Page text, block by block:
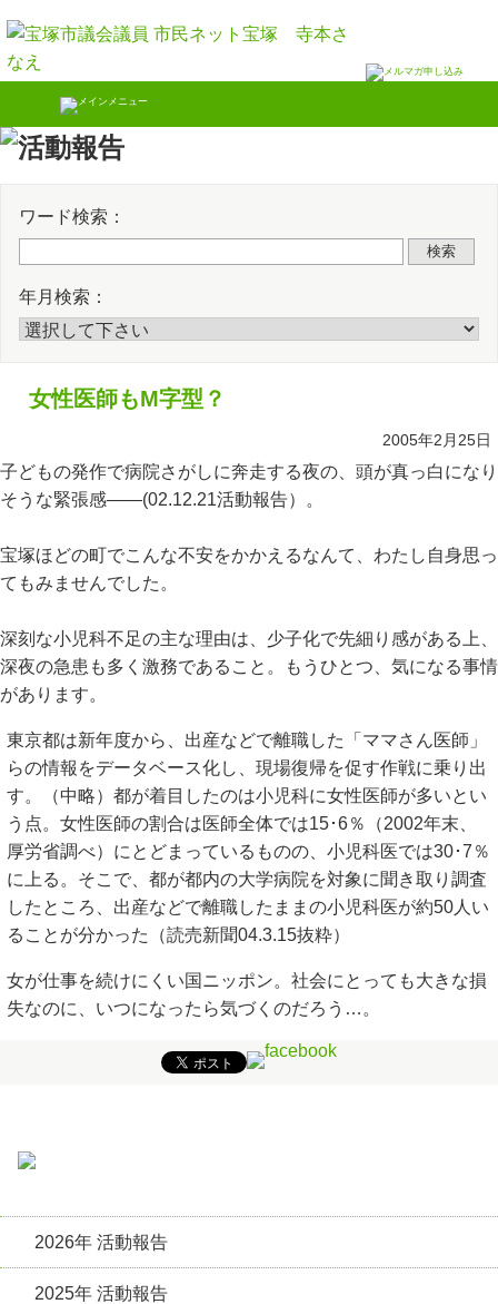
to
content
ワード検索：
検索
年月検索：
女性医師もM字型？
2005年2月25日
子どもの発作で病院さがしに奔走する夜の、頭が真っ白になり
そうな緊張感――(02.12.21活動報告）。
宝塚ほどの町でこんな不安をかかえるなんて、わたし自身思っ
てもみませんでした。
深刻な小児科不足の主な理由は、少子化で先細り感がある上、
深夜の急患も多く激務であること。もうひとつ、気になる事情
があります。
東京都は新年度から、出産などで離職した「ママさん医師」
らの情報をデータベース化し、現場復帰を促す作戦に乗り出
す。（中略）都が着目したのは小児科に女性医師が多いとい
う点。女性医師の割合は医師全体では15･6％（2002年末、
厚労省調べ）にとどまっているものの、小児科医では30･7％
に上る。そこで、都が都内の大学病院を対象に聞き取り調査
したところ、出産などで離職したままの小児科医が約50人い
ることが分かった（読売新聞04.3.15抜粋）
女が仕事を続けにくい国ニッポン。社会にとっても大きな損
失なのに、いつになったら気づくのだろう…。
2026年 活動報告
2025年 活動報告